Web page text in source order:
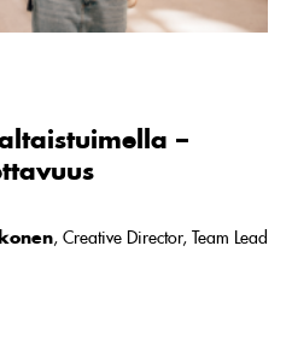
–
, Creative Director, Team Lead